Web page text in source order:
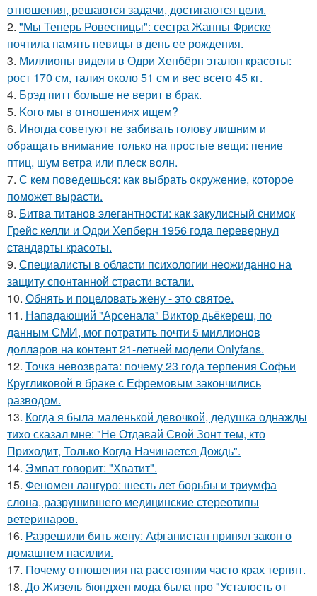
отношения, решаются задачи, достигаются цели.
2. "Мы Теперь Ровесницы": сестра Жанны Фриске
почтила память певицы в день ее рождения.
3. Миллионы видели в Одри Хепбёрн эталон красоты:
рост 170 см, талия около 51 см и вес всего 45 кг.
4. Брэд питт больше не верит в брак.
5. Koго мы в отношениях ищем?
6. Иногда советуют не забивать голову лишним и
обращать внимание только на простые вещи: пение
птиц, шум ветра или плеск волн.
7. С кем поведешься: как выбрать окружение, которое
поможет вырасти.
8. Битва титанов элегантности: как закулисный снимок
Грейс келли и Одри Хепберн 1956 года перевернул
стандарты красоты.
9. Специалисты в области психологии неожиданно на
защиту спонтанной страсти встали.
10. Обнять и поцеловать жену - это святое.
11. Нападающий "Арсенала" Виктор дьёкереш, по
данным СМИ, мог потратить почти 5 миллионов
долларов на контент 21-летней модели Onlyfans.
12. Точка невозврата: почему 23 года терпения Софьи
Кругликовой в браке с Ефремовым закончились
разводом.
13. Когда я была маленькой девочкой, дедушка однажды
тихо сказал мне: "Не Отдавай Свой Зонт тем, кто
Приходит, Только Когда Начинается Дождь".
14. Эмпат говорит: "Хватит".
15. Феномен лангуро: шесть лет борьбы и триумфа
слона, разрушившего медицинские стереотипы
ветеринаров.
16. Разрешили бить жену: Афганистан принял закон о
домашнем насилии.
17. Почему отношения на расстоянии часто крах терпят.
18. До Жизель бюндхен мода была про "Усталость от